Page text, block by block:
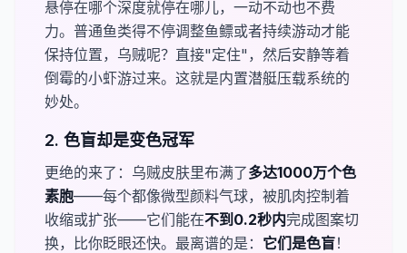
悬停在哪个深度就停在哪儿，一动不动也不费
力。普通鱼类得不停调整鱼鳔或者持续游动才能
保持位置，乌贼呢？直接"定住"，然后安静等着
倒霉的小虾游过来。这就是内置潜艇压载系统的
妙处。
2. 色盲却是变色冠军
更绝的来了：乌贼皮肤里布满了​​多达1000万个色
素胞——每个都像微型颜料气球，被肌肉控制着
收缩或扩张——它们能在​​不到0.2秒内完成图案切
换，比你眨眼还快。最离谱的是： ​它们是色盲​！